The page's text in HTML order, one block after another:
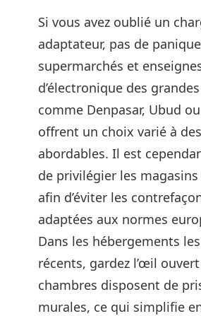
Si vous avez oublié un
adaptateur, pas de
supermarchés et
d’électronique des
comme Denpasar, Ubud
offrent un choix varié à
abordables. Il est
de privilégier les
afin d’éviter les
adaptées aux normes
Dans les hébergements
récents, gardez l’œil
chambres disposent de
murales, ce qui simplifie